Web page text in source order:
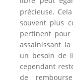
précieuse.
souvent plus
pertinent pour
assainissant
un besoin de
cependant
de